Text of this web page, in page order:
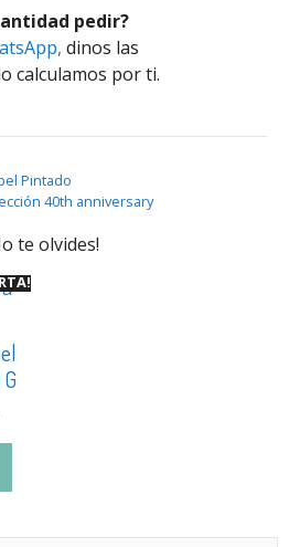
pedir?
dinos las
calculamos por ti.
Pintado
40th anniversary
te olvides!